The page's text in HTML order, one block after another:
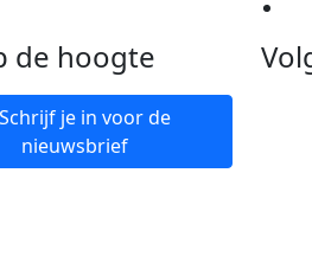
de hoogte
Schrijf je in voor de
nieuwsbrief